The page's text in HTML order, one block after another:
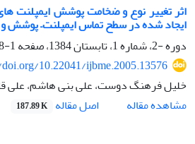
اثر تغییر نوع و ضخامت پوشش ایمپلنت
ایجاد شده در سطح تماس ایمپلنت– پوشش
دوره -2، شماره 1، تابستان 1384، صفحه
1-8
10.22041/ijbme.2005.13576
خلیل فرهنگ دوست، علی بنی هاشم، علی
مشاهده مقاله
اصل مقاله 187.89 K